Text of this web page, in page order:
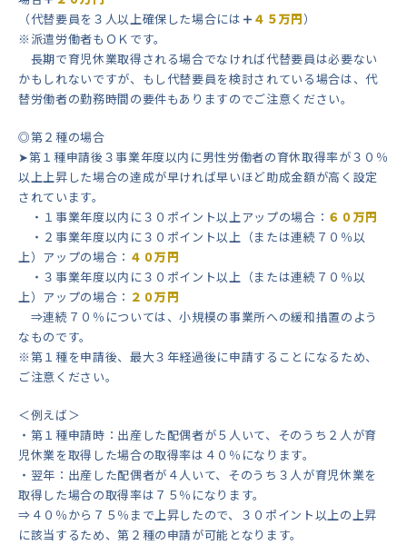
（代替要員を３人以上確保した場合には ＋ ４５万円）
※派遣労働者もＯＫです。
長期で育児休業取得される場合でなければ代替要員は必要ない
かもしれないですが、もし代替要員を検討されている場合は、代
替労働者の勤務時間の要件もありますのでご注意ください。
◎第２種の場合
➤第１種申請後３事業年度以内に男性労働者の育休取得率が３０％
以上上昇した場合の達成が早ければ早いほど助成金額が高く設定
されています。
・１事業年度以内に３０ポイント以上アップの場合： ６０万円
・２事業年度以内に３０ポイント以上（または連続７０％以
上）アップの場合： ４０万円
・３事業年度以内に３０ポイント以上（または連続７０％以
上）アップの場合： ２０万円
⇒連続７０％については、小規模の事業所への緩和措置のよう
なものです。
※第１種を申請後、最大３年経過後に申請することになるため、
ご注意ください。
＜例えば＞
・第１種申請時：出産した配偶者が５人いて、そのうち２人が育
児休業を取得した場合の取得率は４０％になります。
・翌年：出産した配偶者が４人いて、そのうち３人が育児休業を
取得した場合の取得率は７５％になります。
⇒４０％から７５％まで上昇したので、３０ポイント以上の上昇
に該当するため、第２種の申請が可能となります。